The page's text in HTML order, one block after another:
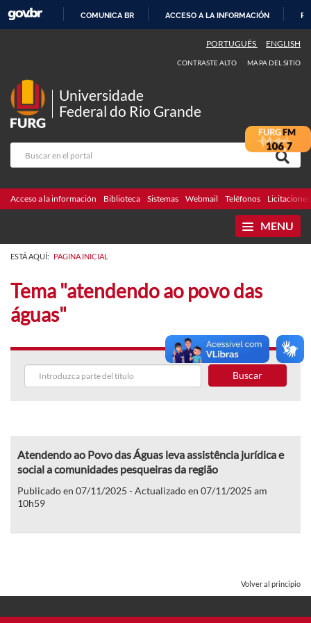
CONTENIDO
COMUNICA BR ACCESO A LA INFORMACIÓN
PORTUGUÊS ENGLISH
CONTRASTE ALTO MAPA DEL SITIO
Universidade
Federal do Rio Grande
Acceso a la información Biblioteca Sistemas Webmail Teléfonos Licitaciones
MENU
ESTÁ AQUÍ: PAGINA INICIAL
Tema "atendendo ao povo das
águas"
Buscar
Atendendo ao Povo das Águas leva assistência jurídica e
social a comunidades pesqueiras da região
Publicado en 07/11/2025 - Actualizado en 07/11/2025 am
10h59
Volver al principio